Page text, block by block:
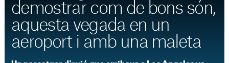
demostrar com de bons són,
aquesta vegada en un
aeroport i amb una maleta